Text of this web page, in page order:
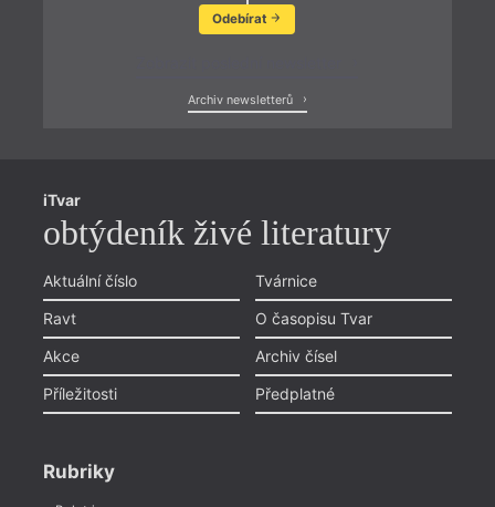
Odebírat
Archiv newsletterů
iTvar
obtýdeník živé literatury
Aktuální číslo
Ravt
Akce
Příležitosti
Tvárnice
O časopisu Tvar
Archiv čísel
Předplatné
Rubriky